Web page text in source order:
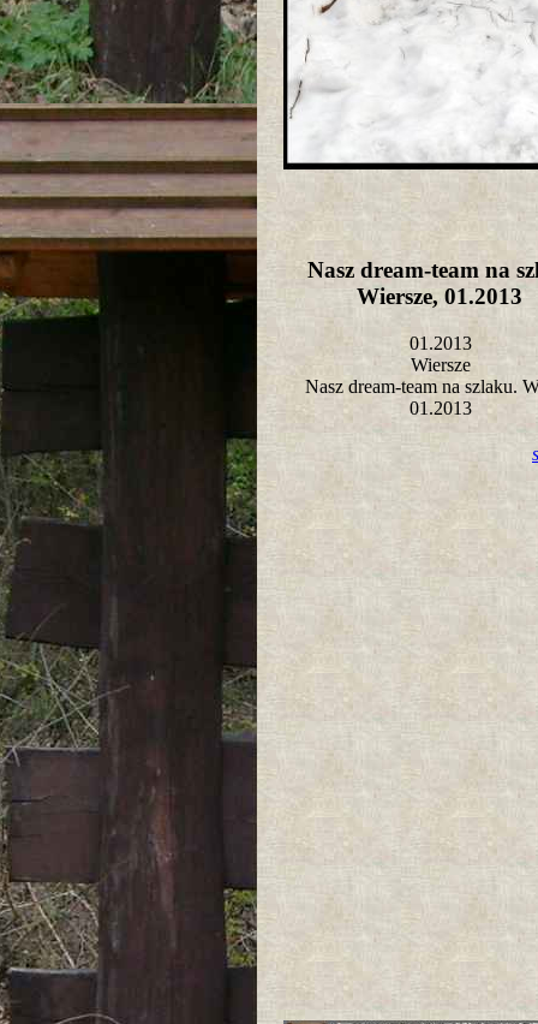
Nasz dream-team na
Wiersze, 01.2013
01.2013
Wiersze
Nasz dream-team na szlaku.
01.2013